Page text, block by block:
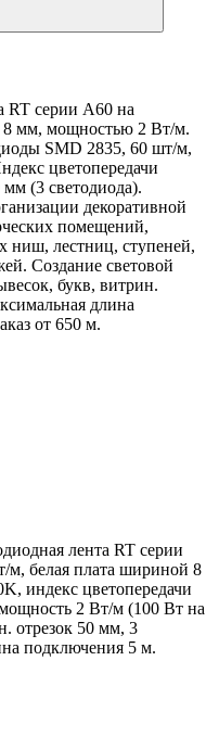
RT серии A60 на
мм, мощностью 2 Вт/м.
SMD 2835, 60 шт/м,
цветопередачи
(3 светодиода).
декоративной
помещений,
ниш, лестниц, ступеней,
Создание световой
букв, витрин.
длина
от 650 м.
лента RT серии
белая плата шириной 8
индекс цветопередачи
2 Вт/м (100 Вт на
отрезок 50 мм, 3
подключения 5 м.